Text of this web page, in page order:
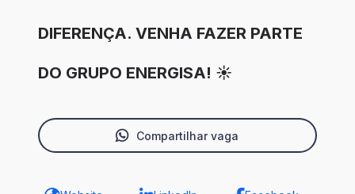
DIFERENÇA. VENHA FAZER PARTE
DO GRUPO ENERGISA! ☀️
Compartilhar vaga